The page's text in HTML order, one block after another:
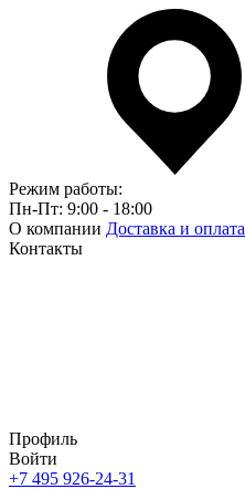
Режим работы:
Пн-Пт: 9:00 - 18:00
О компании Доставка и оплата
Контакты
Профиль
Войти
+7 495 926-24-31